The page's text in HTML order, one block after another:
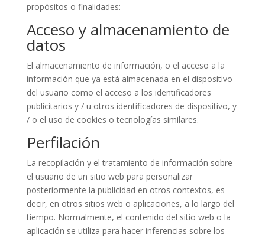
propósitos o finalidades:
Acceso y almacenamiento de
datos
El almacenamiento de información, o el acceso a la
información que ya está almacenada en el dispositivo
del usuario como el acceso a los identificadores
publicitarios y / u otros identificadores de dispositivo, y
/ o el uso de cookies o tecnologías similares.
Perfilación
La recopilación y el tratamiento de información sobre
el usuario de un sitio web para personalizar
posteriormente la publicidad en otros contextos, es
decir, en otros sitios web o aplicaciones, a lo largo del
tiempo. Normalmente, el contenido del sitio web o la
aplicación se utiliza para hacer inferencias sobre los